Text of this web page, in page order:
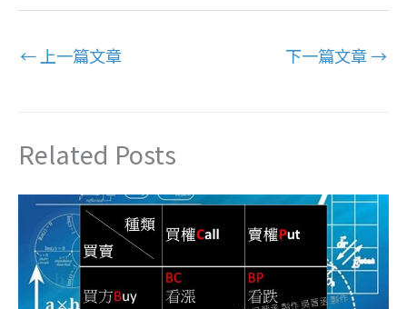
← 上一篇文章 下一篇文章→
Related Posts